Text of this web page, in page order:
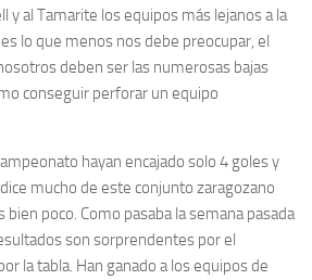
y al Tamarite los equipos más lejanos a la
lo que menos nos debe preocupar, el
deben ser las numerosas bajas
conseguir perforar un equipo
hayan encajado solo 4 goles y
mucho de este conjunto zaragozano
poco. Como pasaba la semana pasada
son sorprendentes por el
la tabla. Han ganado a los equipos de